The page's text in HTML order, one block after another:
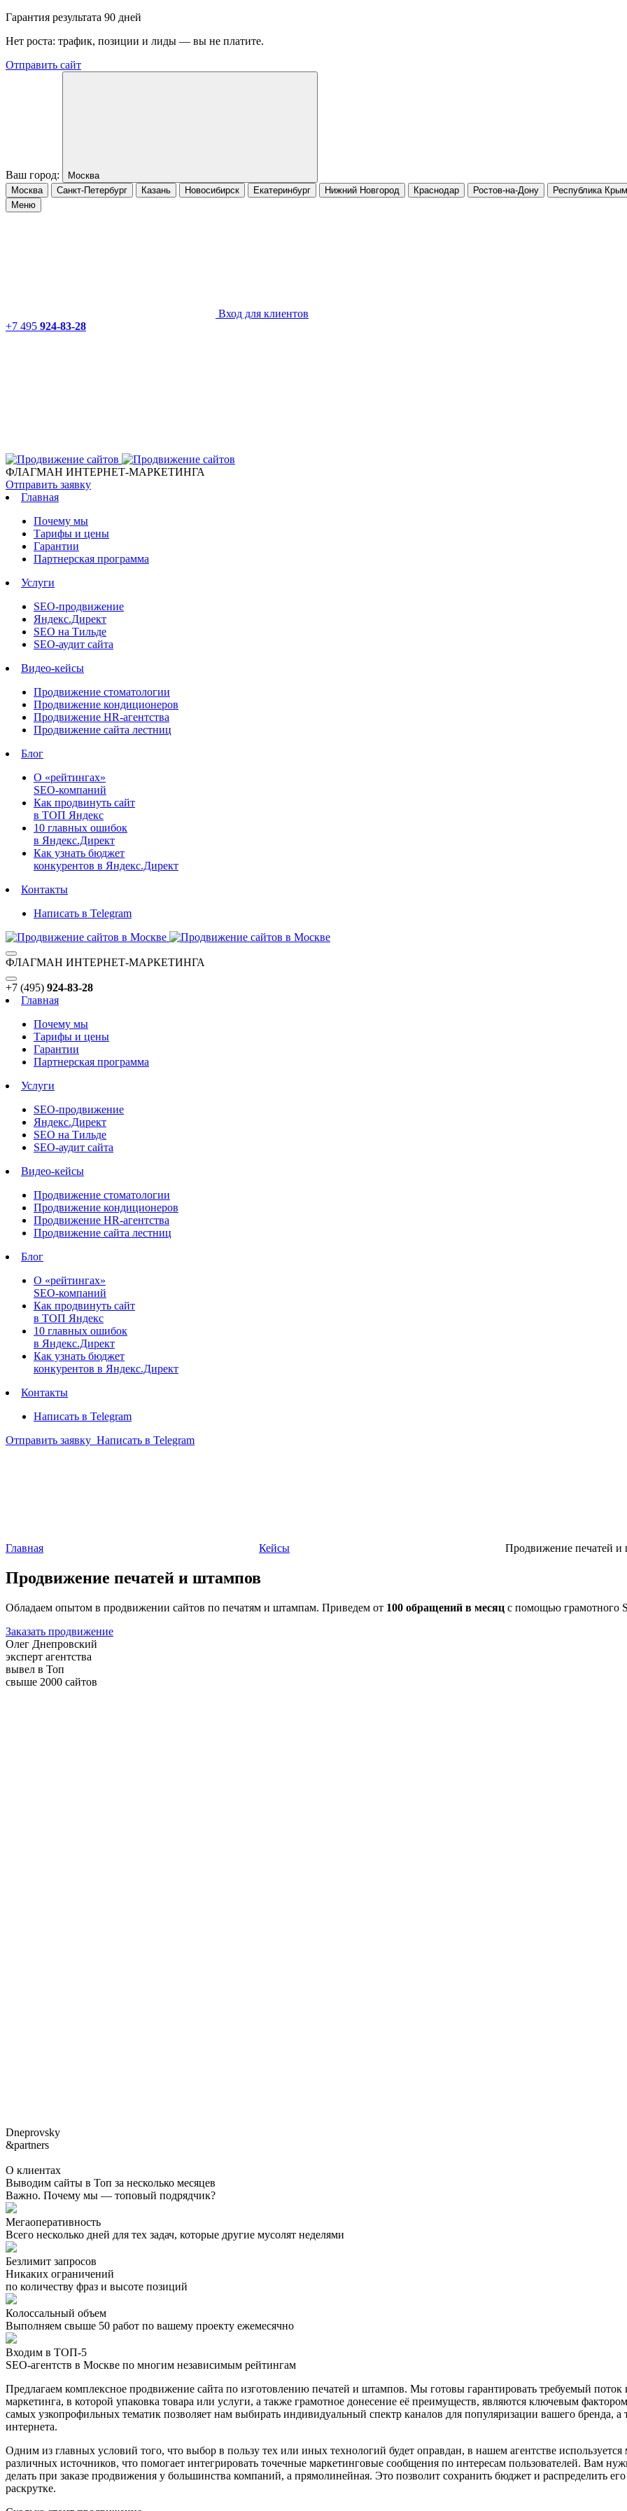
Гарантия результата 90 дней
Нет роста: трафик, позиции и лиды — вы не платите.
Отправить сайт
Ваш город:
Москва
Москва
Санкт-Петербург Казань Новосибирск Екатеринбург Нижний Новгород Краснодар Ростов-на-Дону
Республика Крым
Меню
Вход для клиентов
+7 495 924-83-28
ФЛАГМАН ИНТЕРНЕТ-МАРКЕТИНГА
Отправить заявку
Главная
Почему мы
Тарифы и цены
Гарантии
Партнерская программа
Услуги
SEO-продвижение
Яндекс.Директ
SEO на Тильде
SEO-аудит сайта
Видео-кейсы
Продвижение стоматологии
Продвижение кондиционеров
Продвижение HR-агентства
Продвижение сайта лестниц
Блог
О «рейтингах»
SEO-компаний
Как продвинуть сайт
в ТОП Яндекс
10 главных ошибок
в Яндекс.Директ
Как узнать бюджет
конкурентов в Яндекс.Директ
Контакты
Написать в Telegram
ФЛАГМАН ИНТЕРНЕТ-МАРКЕТИНГА
+7 (495) 924-83-28
Главная
Почему мы
Тарифы и цены
Гарантии
Партнерская программа
Услуги
SEO-продвижение
Яндекс.Директ
SEO на Тильде
SEO-аудит сайта
Видео-кейсы
Продвижение стоматологии
Продвижение кондиционеров
Продвижение HR-агентства
Продвижение сайта лестниц
Блог
О «рейтингах»
SEO-компаний
Как продвинуть сайт
в ТОП Яндекс
10 главных ошибок
в Яндекс.Директ
Как узнать бюджет
конкурентов в Яндекс.Директ
Контакты
Написать в Telegram
Отправить заявку Написать в Telegram
Главная Кейсы Продвижение печатей и
Продвижение печатей и штампов
Обладаем опытом в продвижении сайтов по печатям и штампам. Приведем от 100 обращений в месяц с помощью грамотного
Заказать продвижение
Олег Днепровский
эксперт агентства
вывел в Топ
свыше 2000 сайтов
Dneprovsky
&partners
О клиентах
Выводим сайты в Топ за несколько месяцев
Важно. Почему мы — топовый подрядчик?
Мегаоперативность
Всего несколько дней для тех задач, которые другие мусолят неделями
Безлимит запросов
Никаких ограничений
по количеству фраз и высоте позиций
Колоссальный объем
Выполняем свыше 50 работ по вашему проекту ежемесячно
Входим в ТОП-5
SEO-агентств в Москве по многим независимым рейтингам
Предлагаем комплексное продвижение сайта по изготовлению печатей и штампов. Мы готовы гарантировать требуемый поток
маркетинга, в которой упаковка товара или услуги, а также грамотное донесение её преимуществ, являются ключевым
самых узкопрофильных тематик позволяет нам выбирать индивидуальный спектр каналов для популяризации вашего бренда, а
интернета.
Одним из главных условий того, что выбор в пользу тех или иных технологий будет оправдан, в нашем агентстве
различных источников, что помогает интегрировать точечные маркетинговые сообщения по интересам пользователей. Вам
делать при заказе продвижения у большинства компаний, а прямолинейная. Это позволит сохранить бюджет и распределить
раскрутке.